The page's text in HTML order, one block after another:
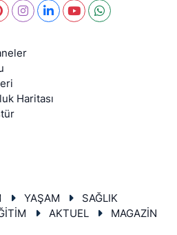
Haritası
YAŞAM
SAĞLIK
AKTUEL
MAGAZİN